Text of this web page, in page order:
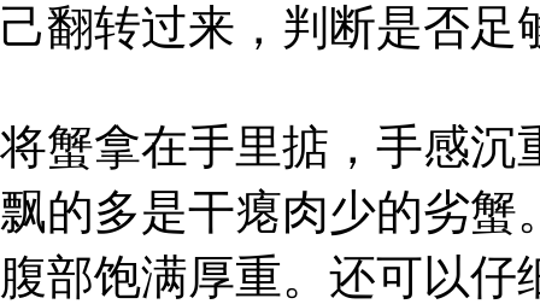
己翻转过来，判断是否足
将蟹拿在手里掂，手感沉
飘的多是干瘪肉少的劣蟹
腹部饱满厚重。还可以